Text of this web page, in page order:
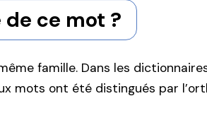
de ce mot ?
famille. Dans les
mots ont été distingués par